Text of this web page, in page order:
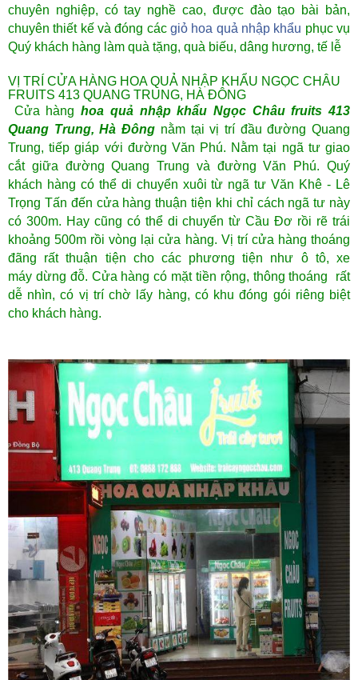
chuyên nghiệp, có tay nghề cao, được đào tạo bài bản,
chuyên thiết kế và đóng các giỏ hoa quả nhập khẩu phục vụ
Quý khách hàng làm quà tặng, quà biếu, dâng hương, tế lễ
VỊ TRÍ CỬA HÀNG HOA QUẢ NHẬP KHẨU NGỌC CHÂU
FRUITS 413 QUANG TRUNG, HÀ ĐÔNG
Cửa hànghoa quả nhập khẩu Ngọc Châu fruits 413
Quang Trung, Hà Đông nằm tại vị trí đầu đường Quang
Trung, tiếp giáp với đường Văn Phú. Nằm tại ngã tư giao
cắt giữa đường Quang Trung và đường Văn Phú. Quý
khách hàng có thể di chuyển xuôi từ ngã tư Văn Khê - Lê
Trọng Tấn đến cửa hàng thuận tiện khi chỉ cách ngã tư này
có 300m. Hay cũng có thể di chuyển từ Cầu Đơ rồi rẽ trái
khoảng 500m rồi vòng lại cửa hàng. Vị trí cửa hàng thoáng
đãng rất thuận tiện cho các phương tiện như ô tô, xe
máy dừng đỗ. Cửa hàng có mặt tiền rộng, thông thoáng rất
dễ nhìn, có vị trí chờ lấy hàng, có khu đóng gói riêng biệt
cho khách hàng.